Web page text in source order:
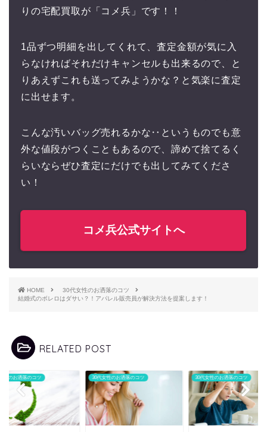
りの宅配買取が「コメ兵」です！！
1品ずつ明細を出してくれて、査定金額が気に入
らなければそれだけキャンセルも出来るので、と
りあえずこれも送ってみようかな？と気楽に査定
に出せます。
こんな汚いバッグ売れるかな‥というものでも意
外な値段がつくこともあるので、諦めて捨てるく
らいならぜひ査定にだけでも出してみてくださ
い！
コメ兵公式サイトへ
HOME
30代女性のお洒落のコツ
結婚式のボレロはダサい？！アパレル販売員が解決方法を提案します！
RELATED POST
性のお洒落のコツ 30代女性のお洒落のコツ 30代女性のお洒落のコツ